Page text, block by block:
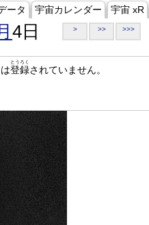
ータ 宇宙カレンダー 宇宙 xR
4日 > >> >>>
登録
とうろく
されていません。